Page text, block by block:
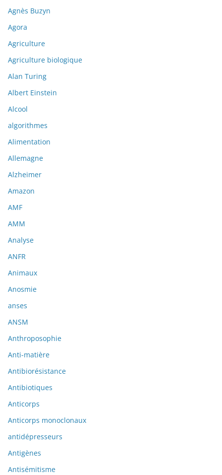
Agnès Buzyn
Agora
Agriculture
Agriculture biologique
Alan Turing
Albert Einstein
Alcool
algorithmes
Alimentation
Allemagne
Alzheimer
Amazon
AMF
AMM
Analyse
ANFR
Animaux
Anosmie
anses
ANSM
Anthroposophie
Anti-matière
Antibiorésistance
Antibiotiques
Anticorps
Anticorps monoclonaux
antidépresseurs
Antigènes
Antisémitisme